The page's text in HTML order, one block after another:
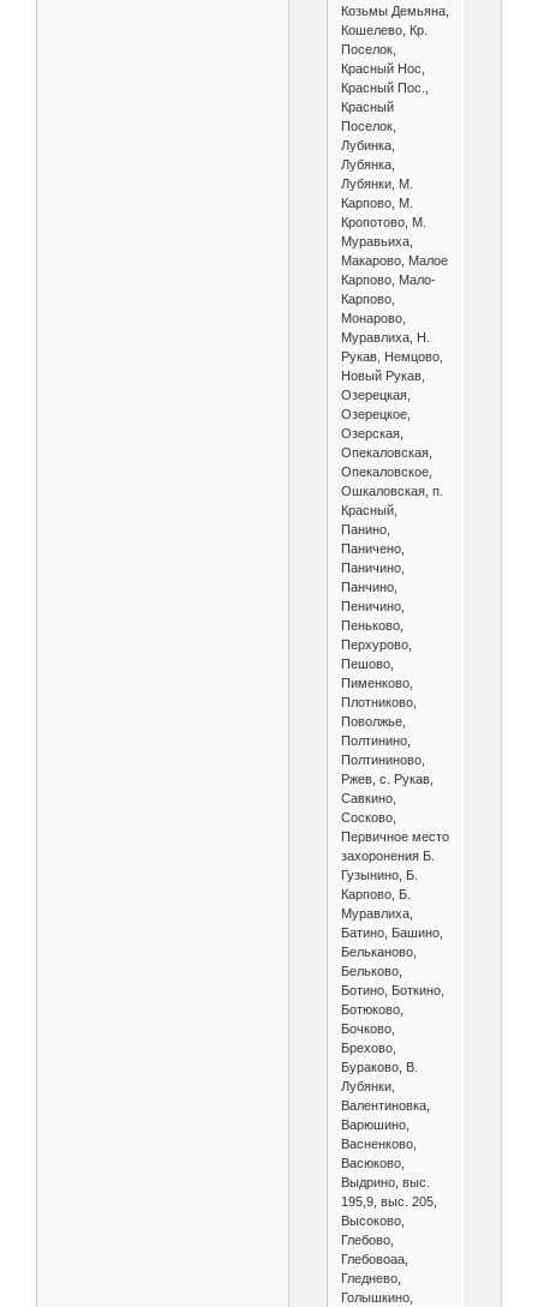
Козьмы Демьяна,
Кошелево, Кр.
Поселок,
Красный Нос,
Красный Пос.,
Красный
Поселок,
Лубинка,
Лубянка,
Лубянки, М.
Карпово, М.
Кропотово, М.
Муравьиха,
Макарово, Малое
Карпово, Мало-
Карпово,
Монарово,
Муравлиха, Н.
Рукав, Немцово,
Новый Рукав,
Озерецкая,
Озерецкое,
Озерская,
Опекаловская,
Опекаловское,
Ошкаловская, п.
Красный,
Панино,
Паничено,
Паничино,
Панчино,
Пеничино,
Пеньково,
Перхурово,
Пешово,
Пименково,
Плотниково,
Поволжье,
Полтинино,
Полтининово,
Ржев, с. Рукав,
Савкино,
Сосково,
Первичное место
захоронения Б.
Гузынино, Б.
Карпово, Б.
Муравлиха,
Батино, Башино,
Бельканово,
Бельково,
Ботино, Боткино,
Ботюково,
Бочково,
Брехово,
Бураково, В.
Лубянки,
Валентиновка,
Варюшино,
Васненково,
Васюково,
Выдрино, выс.
195,9, выс. 205,
Высоково,
Глебово,
Глебовоаа,
Гледнево,
Голышкино,